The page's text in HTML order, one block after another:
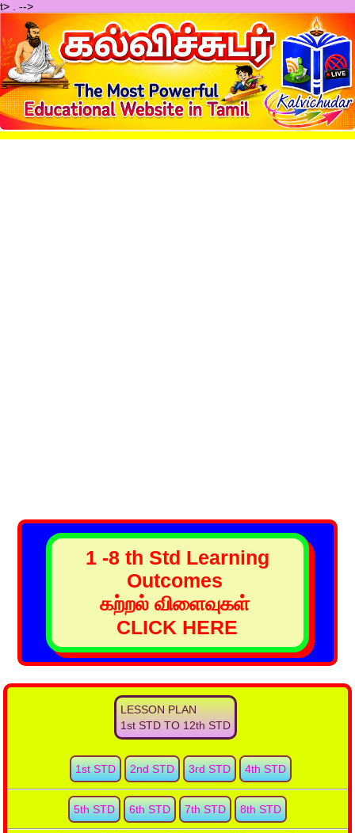
t> -->
1 -8 th Std Learning
Outcomes
கற்றல் விளைவுகள்
CLICK HERE
LESSON PLAN
1st STD TO 12th STD
1st STD 2nd STD 3rd STD 4th STD
5th STD 6th STD 7th STD 8th STD